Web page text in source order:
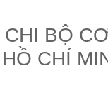
BỘ
CHÍ